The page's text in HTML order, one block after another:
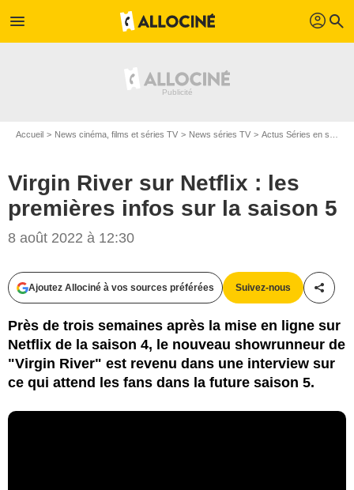
menu profil search
Accueil News cinéma, films et séries TV News séries TV Actus Séries en streaming
Virgin River sur Netflix : les
premières infos sur la saison 5
8 août 2022 à 12:30
Ajoutez Allociné à vos sources préférées Suivez-nous
Près de trois semaines après la mise en ligne sur
Netflix de la saison 4, le nouveau showrunneur de
"Virgin River" est revenu dans une interview sur
ce qui attend les fans dans la future saison 5.